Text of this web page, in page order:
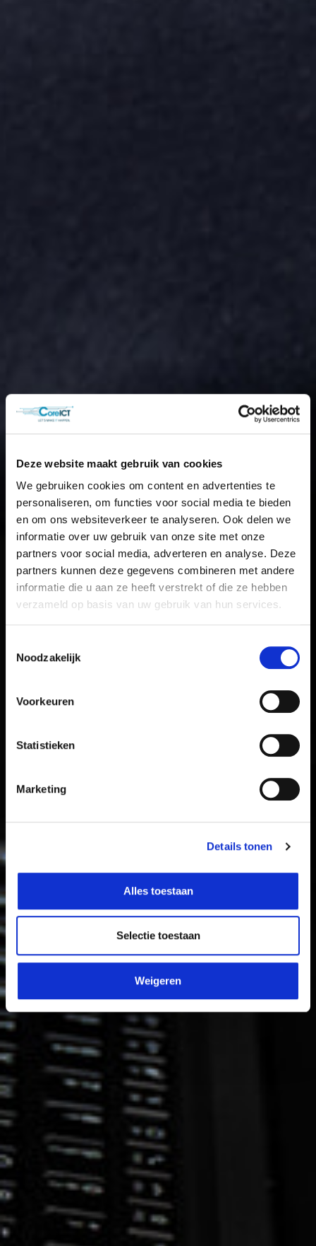
Deze website maakt gebruik van cookies
We gebruiken cookies om content en advertenties te
personaliseren, om functies voor social media te bieden
en om ons websiteverkeer te analyseren. Ook delen we
informatie over uw gebruik van onze site met onze
partners voor social media, adverteren en analyse. Deze
partners kunnen deze gegevens combineren met andere
informatie die u aan ze heeft verstrekt of die ze hebben
verzameld op basis van uw gebruik van hun services.
Noodzakelijk
Voorkeuren
Statistieken
Marketing
Details tonen
Alles toestaan
Selectie toestaan
Weigeren